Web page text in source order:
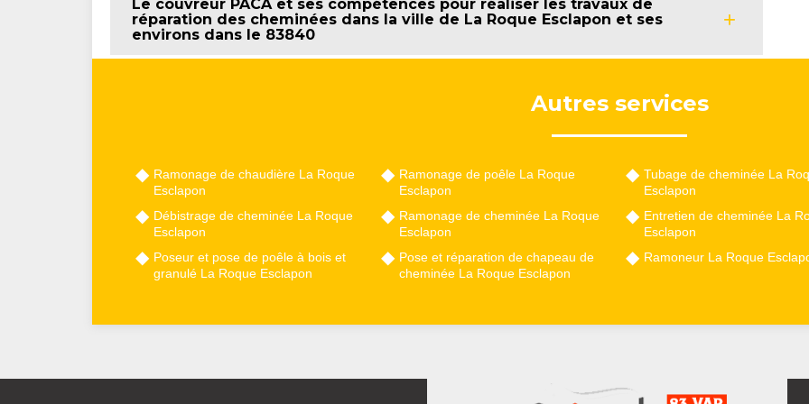
Le couvreur PACA et ses compétences pour réaliser les travaux de
réparation des cheminées dans la ville de La Roque Esclapon et ses
environs dans le 83840
Autres services
Ramonage de chaudière La Roque
Esclapon
Débistrage de cheminée La Roque
Esclapon
Poseur et pose de poêle à bois et
granulé La Roque Esclapon
Ramonage de poêle La Roque
Esclapon
Ramonage de cheminée La Roque
Esclapon
Pose et réparation de chapeau de
cheminée La Roque Esclapon
Tubage de cheminée La
Esclapon
Entretien de cheminée La
Esclapon
Ramoneur La Roque